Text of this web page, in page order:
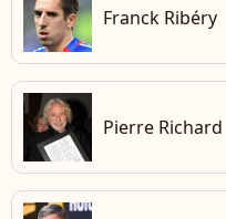
Franck Ribéry
Pierre Richard